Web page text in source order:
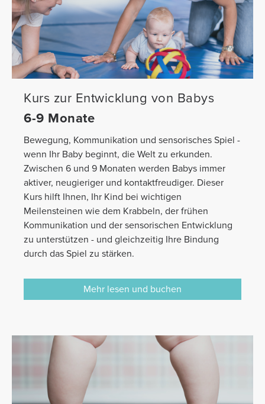
Kurs zur Entwicklung von Babys
6-9 Monate
Bewegung, Kommunikation und sensorisches Spiel -
wenn Ihr Baby beginnt, die Welt zu erkunden.
Zwischen 6 und 9 Monaten werden Babys immer
aktiver, neugieriger und kontaktfreudiger. Dieser
Kurs hilft Ihnen, Ihr Kind bei wichtigen
Meilensteinen wie dem Krabbeln, der frühen
Kommunikation und der sensorischen Entwicklung
zu unterstützen - und gleichzeitig Ihre Bindung
durch das Spiel zu stärken.
Mehr lesen und buchen